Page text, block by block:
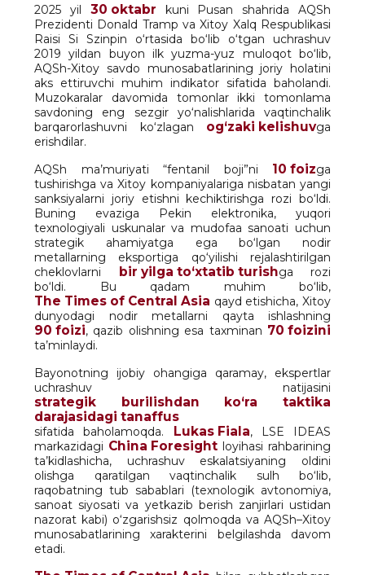
2025 yil 30 oktabr kuni Pusan shahrida AQSh
Prezidenti Donald Tramp va Xitoy Xalq Respublikasi
Raisi Si Szinpin o‘rtasida bo‘lib o‘tgan uchrashuv
2019 yildan buyon ilk yuzma-yuz muloqot bo‘lib,
AQSh-Xitoy savdo munosabatlarining joriy holatini
aks ettiruvchi muhim indikator sifatida baholandi.
Muzokaralar davomida tomonlar ikki tomonlama
savdoning eng sezgir yo‘nalishlarida vaqtinchalik
barqarorlashuvni ko‘zlagan og‘zaki kelishuvga
erishdilar.
AQSh ma’muriyati “fentanil boji”ni 10 foizga
tushirishga va Xitoy kompaniyalariga nisbatan yangi
sanksiyalarni joriy etishni kechiktirishga rozi bo‘ldi.
Buning evaziga Pekin elektronika, yuqori
texnologiyali uskunalar va mudofaa sanoati uchun
strategik ahamiyatga ega bo‘lgan nodir
metallarning eksportiga qo‘yilishi rejalashtirilgan
cheklovlarni bir yilga to‘xtatib turishga rozi
bo‘ldi. Bu qadam muhim bo‘lib,
The Times of Central Asia qayd etishicha, Xitoy
dunyodagi nodir metallarni qayta ishlashning
90 foizi, qazib olishning esa taxminan 70 foizini
ta’minlaydi.
Bayonotning ijobiy ohangiga qaramay, ekspertlar
uchrashuv natijasini
strategik burilishdan ko‘ra taktika
darajasidagi tanaffus
sifatida baholamoqda. Lukas Fiala, LSE IDEAS
markazidagi China Foresight loyihasi rahbarining
ta’kidlashicha, uchrashuv eskalatsiyaning oldini
olishga qaratilgan vaqtinchalik sulh bo‘lib,
raqobatning tub sabablari (texnologik avtonomiya,
sanoat siyosati va yetkazib berish zanjirlari ustidan
nazorat kabi) o‘zgarishsiz qolmoqda va AQSh–Xitoy
munosabatlarining xarakterini belgilashda davom
etadi.